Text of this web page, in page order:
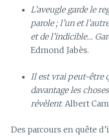
L’aveugle garde le
parole ; l’un et
et de l’indicible…
Edmond Jabès.
Il est vrai peut-être
davantage les
révèlent. Albert
Des parcours en quête